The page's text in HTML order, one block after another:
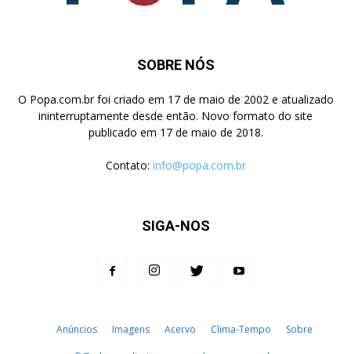
SOBRE NÓS
O Popa.com.br foi criado em 17 de maio de 2002 e atualizado
ininterruptamente desde então. Novo formato do site
publicado em 17 de maio de 2018.
Contato: info@popa.com.br
SIGA-NOS
Anúncios Imagens Acervo Clima-Tempo Sobre